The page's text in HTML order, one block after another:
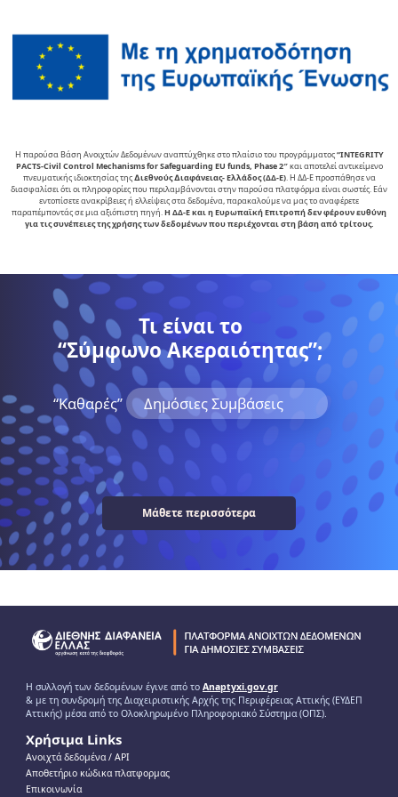
Η παρούσα Βάση Ανοιχτών Δεδομένων αναπτύχθηκε στο πλαίσιο του προγράμματος“INTEGRITY
PACTS-Civil Control Mechanisms for Safeguarding EU funds, Phase 2″και αποτελεί αντικείµενο
πνευµατικής ιδιοκτησίας της∆ιεθνούς ∆ιαφάνειας- Ελλάδος (ΔΔ-Ε). Η ΔΔ-Ε προσπάθησε να
διασφαλίσει ότι οι πληροφορίες που περιλαμβάνονται στην παρούσα πλατφόρμα είναι σωστές. Εάν
εντοπίσετε ανακρίβειες ή ελλείψεις στα δεδομένα, παρακαλούμε να μας το αναφέρετε
παραπέμποντάς σε μια αξιόπιστη πηγή.Η ΔΔ-Ε και η Ευρωπαϊκή Επιτροπή δεν φέρουν ευθύνη
για τις συνέπειες της χρήσης των δεδομένων που περιέχονται στη βάση από τρίτους.
Τι είναι το
“Σύμφωνο Ακεραιότητας”;
“Kαθαρές” Δημόσιες Συμβάσεις
Μάθετε περισσότερα
Η συλλογή των δεδομένων έγινε από το Anaptyxi.gov.gr
& με τη συνδρομή της Διαχειριστικής Αρχής της Περιφέρειας Αττικής (ΕΥΔΕΠ
Αττικής) μέσα από το Ολοκληρωμένο Πληροφοριακό Σύστημα (ΟΠΣ).
Χρήσιμα Links
Ανοιχτά δεδομένα / ΑPI
Αποθετήριο κώδικα πλατφορμας
Επικοινωνία